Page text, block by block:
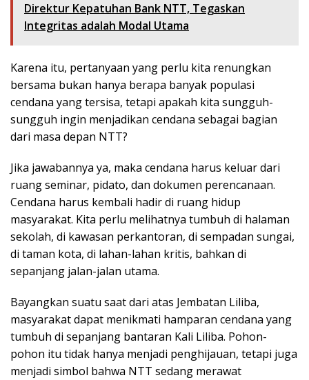
Direktur Kepatuhan Bank NTT, Tegaskan
Integritas adalah Modal Utama
Karena itu, pertanyaan yang perlu kita renungkan
bersama bukan hanya berapa banyak populasi
cendana yang tersisa, tetapi apakah kita sungguh-
sungguh ingin menjadikan cendana sebagai bagian
dari masa depan NTT?
Jika jawabannya ya, maka cendana harus keluar dari
ruang seminar, pidato, dan dokumen perencanaan.
Cendana harus kembali hadir di ruang hidup
masyarakat. Kita perlu melihatnya tumbuh di halaman
sekolah, di kawasan perkantoran, di sempadan sungai,
di taman kota, di lahan-lahan kritis, bahkan di
sepanjang jalan-jalan utama.
Bayangkan suatu saat dari atas Jembatan Liliba,
masyarakat dapat menikmati hamparan cendana yang
tumbuh di sepanjang bantaran Kali Liliba. Pohon-
pohon itu tidak hanya menjadi penghijauan, tetapi juga
menjadi simbol bahwa NTT sedang merawat